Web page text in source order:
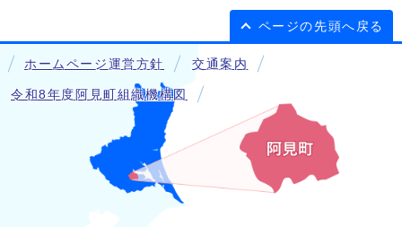
ページの先頭へ戻る
ホームページ運営方針 交通案内
令和8年度阿見町組織機構図